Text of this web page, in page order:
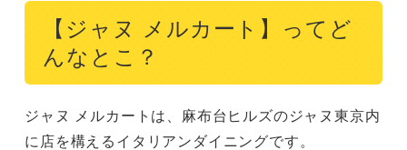
【ジャヌ メルカート】ってど
んなとこ？
ジャヌ メルカートは、麻布台ヒルズのジャヌ東京内
に店を構えるイタリアンダイニングです。